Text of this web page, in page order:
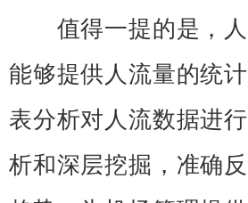
值得一提的是，人
能够提供人流量的统
表分析对人流数据进
析和深层挖掘，准确